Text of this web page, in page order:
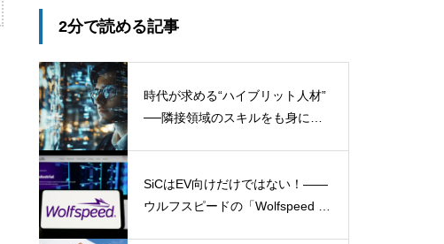
2分で読める記事
時代が求める“ハイブリット人材”
──隣接領域のスキルをも身に付
SiCはEV向けだけではない！――
ウルフスピードの「Wolfspeed G